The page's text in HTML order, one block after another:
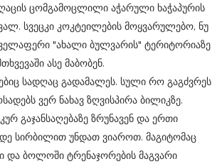
ცომგამოცლილი აჭარული ხაჭაპურის
სვეცკი კოკტეილების მოყვარულებო, ნუ
"ახალი ბულვარის" ტერიტორიაზე
ასე მაბობენ.
სადღაც გადამალეს. სული რო გაგძვრეს
ვერ ნახავ ზღვისპირა ბილიკზე.
გაჯანსაღებაზე ზრუნავენ და ერთი
სირბილით უნდათ ვიაროთ. მაგიტომაც
და ბოლოში ტრენაჯორების მაგვარი